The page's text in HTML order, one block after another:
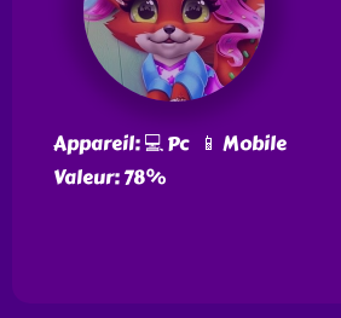
Appareil: 💻 Pc 📱 Mobile
Valeur: 78%